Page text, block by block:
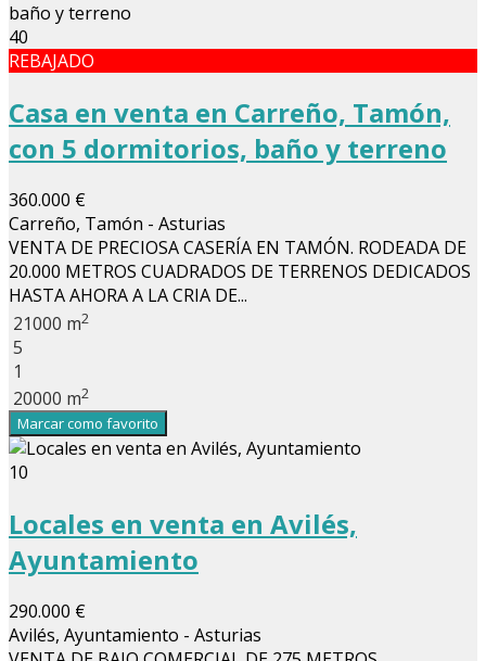
40
REBAJADO
Casa en venta en Carreño, Tamón,
con 5 dormitorios, baño y terreno
360.000 €
Carreño, Tamón - Asturias
VENTA DE PRECIOSA CASERÍA EN TAMÓN. RODEADA DE
20.000 METROS CUADRADOS DE TERRENOS DEDICADOS
HASTA AHORA A LA CRIA DE...
21000 m2
5
1
20000 m2
Marcar como favorito
10
Locales en venta en Avilés,
Ayuntamiento
290.000 €
Avilés, Ayuntamiento - Asturias